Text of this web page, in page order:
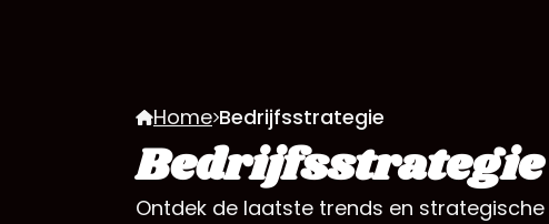
Home Bedrijfsstrategie
Bedrijfsstrategie
Ontdek de laatste trends en